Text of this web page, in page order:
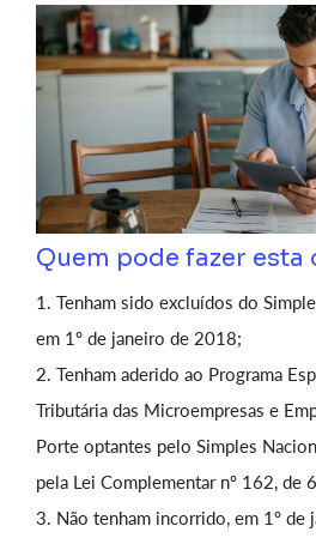
Quem pode fazer esta
Tenham sido excluídos do
em 1º de janeiro de 2018;
Tenham aderido ao Programa
Tributária das Microempresas e
Porte optantes pelo Simples
pela Lei Complementar nº 162, de
Não tenham incorrido, em 1º de